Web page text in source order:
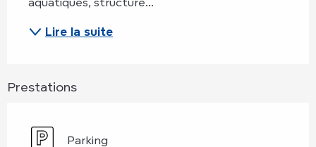
Lire la suite
Prestations
Parking